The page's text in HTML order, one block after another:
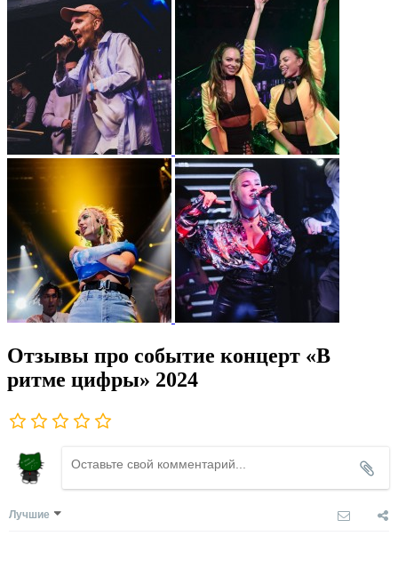
Отзывы про событие концерт «В
ритме цифры» 2024
Лучшие